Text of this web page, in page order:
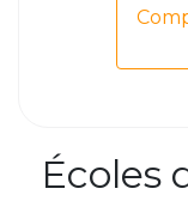
Écoles